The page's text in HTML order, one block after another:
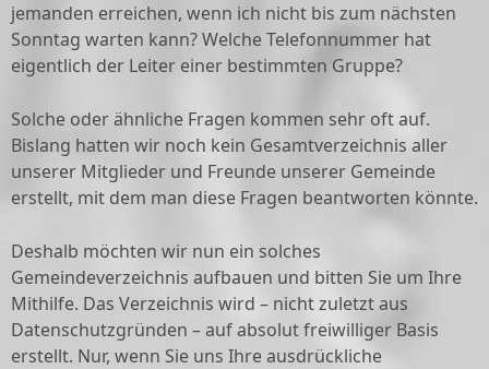
jemanden erreichen, wenn ich nicht bis zum nächsten
Sonntag warten kann? Welche Telefonnummer hat
eigentlich der Leiter einer bestimmten Gruppe?
Solche oder ähnliche Fragen kommen sehr oft auf.
Bislang hatten wir noch kein Gesamtverzeichnis aller
unserer Mitglieder und Freunde unserer Gemeinde
erstellt, mit dem man diese Fragen beantworten könnte.
Deshalb möchten wir nun ein solches
Gemeindeverzeichnis aufbauen und bitten Sie um Ihre
Mithilfe. Das Verzeichnis wird – nicht zuletzt aus
Datenschutzgründen – auf absolut freiwilliger Basis
erstellt. Nur, wenn Sie uns Ihre ausdrückliche